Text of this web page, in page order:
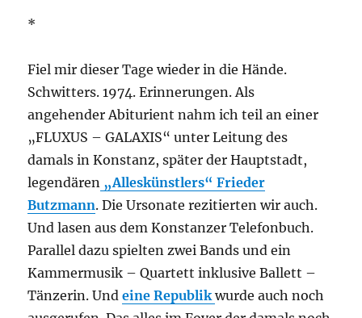
*
Fiel mir dieser Tage wieder in die Hände.
Schwitters. 1974. Erinnerungen. Als
angehender Abiturient nahm ich teil an einer
„FLUXUS – GALAXIS“ unter Leitung des
damals in Konstanz, später der Hauptstadt,
legendären „Alleskünstlers“ Frieder
Butzmann. Die Ursonate rezitierten wir auch.
Und lasen aus dem Konstanzer Telefonbuch.
Parallel dazu spielten zwei Bands und ein
Kammermusik – Quartett inklusive Ballett –
Tänzerin. Undeine Republikwurde auch noch